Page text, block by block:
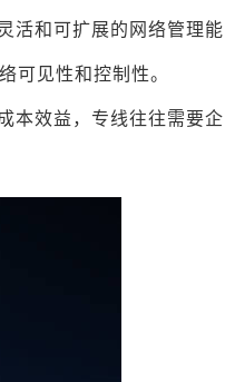
活和可扩展的网络管理能
可见性和控制性。
本效益，专线往往需要企